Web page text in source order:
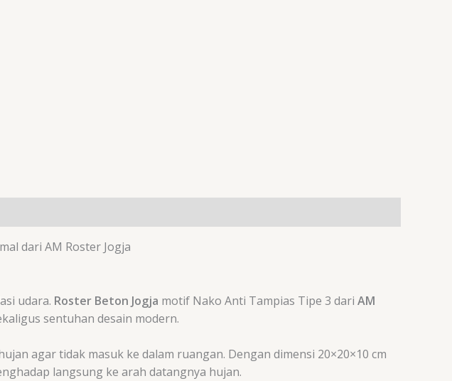
dari AM Roster Jogja
udara. Roster Beton Jogja motif Nako Anti Tampias Tipe 3 dari AM
sentuhan desain modern.
agar tidak masuk ke dalam ruangan. Dengan dimensi 20×20×10 cm
langsung ke arah datangnya hujan.